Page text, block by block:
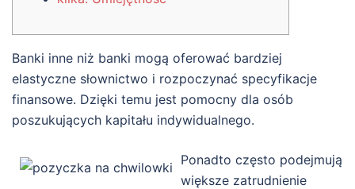
Banki inne niż banki mogą oferować bardziej
elastyczne słownictwo i rozpoczynać specyfikacje
finansowe. Dzięki temu jest pomocny dla osób
poszukujących kapitału indywidualnego.
Ponadto często podejmują
większe zatrudnienie